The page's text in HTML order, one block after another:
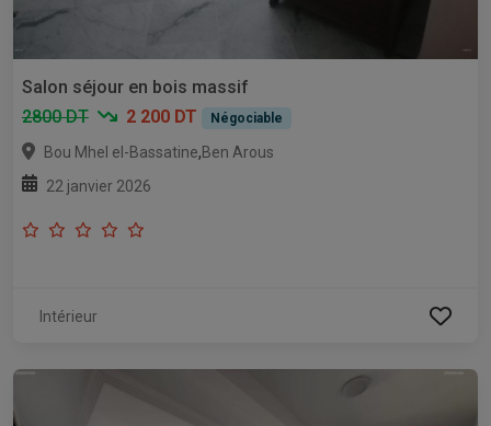
Salon séjour en bois massif
2800 DT
2 200 DT Négociable
Bou Mhel el-Bassatine,Ben Arous
22 janvier 2026
Intérieur